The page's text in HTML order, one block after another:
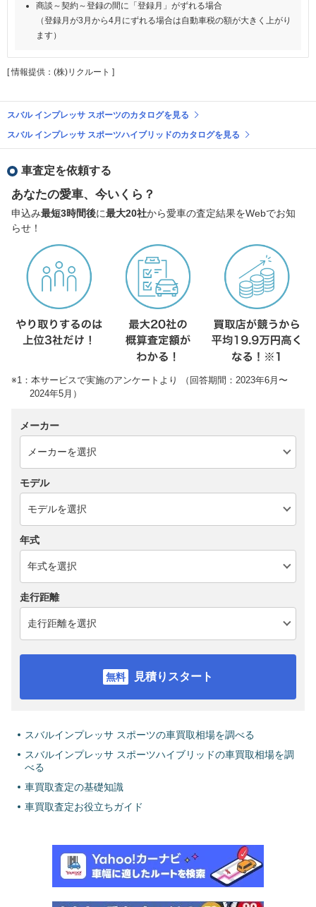
商談～契約～登録の間に「登録月」がずれる場合
（登録月が3月から4月にずれる場合は自動車税の額が大きく上がり
ます）
[ 情報提供：(株)リクルート ]
スバル インプレッサ スポーツのカタログを見る
スバル インプレッサ スポーツハイブリッドのカタログを見る
車査定を依頼する
あなたの愛車、今いくら？
申込み最短3時間後に最大20社から愛車の査定結果をWebでお知
らせ！
※1：本サービスで実施のアンケートより （回答期間：2023年6月〜
2024年5月）
メーカー
モデル
年式
走行距離
見積りスタート
スバルインプレッサ スポーツの車買取相場を調べる
スバルインプレッサ スポーツハイブリッドの車買取相場を調
べる
車買取査定の基礎知識
車買取査定お役立ちガイド